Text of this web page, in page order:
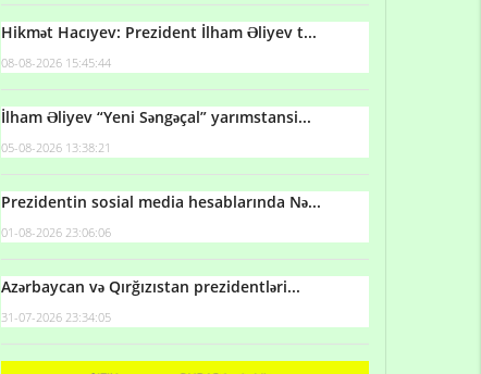
Hikmət Hacıyev: Prezident İlham Əliyev t...
08-08-2026 15:45:44
İlham Əliyev “Yeni Səngəçal” yarımstansi...
05-08-2026 13:38:21
Prezidentin sosial media hesablarında Nə...
01-08-2026 23:06:06
Azərbaycan və Qırğızıstan prezidentləri...
31-07-2026 23:34:05